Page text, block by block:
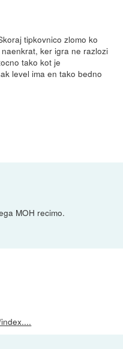
tipkovnico zlomo ko
ker igra ne razlozi
tako kot je
level ima en tako bedno
MOH recimo.